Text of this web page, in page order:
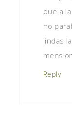
que a
no
lindas
Reply